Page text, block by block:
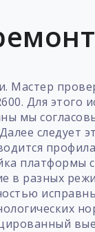
Мастер
Для этого
мы
следует
платформы
в разных